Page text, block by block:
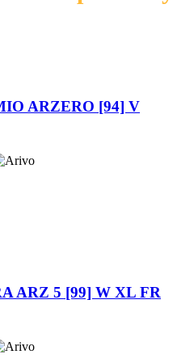
ARZERO [94] V
ARZ 5 [99] W XL FR